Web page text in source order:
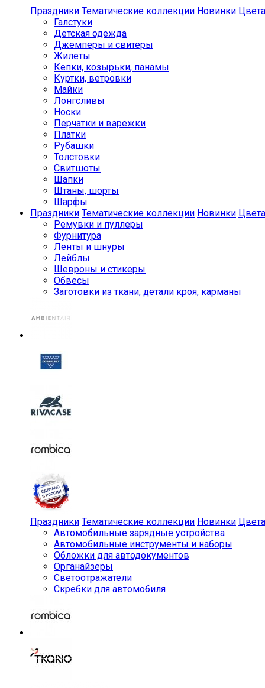
Праздники Тематические коллекции Новинки Цвета
Галстуки
Детская одежда
Джемперы и свитеры
Жилеты
Кепки, козырьки, панамы
Куртки, ветровки
Майки
Лонгсливы
Носки
Перчатки и варежки
Платки
Рубашки
Толстовки
Свитшоты
Шапки
Штаны, шорты
Шарфы
Праздники Тематические коллекции Новинки Цвета
Ремувки и пуллеры
Фурнитура
Ленты и шнуры
Лейблы
Шевроны и стикеры
Обвесы
Заготовки из ткани, детали кроя, карманы
Праздники Тематические коллекции Новинки Цвета
Автомобильные зарядные устройства
Автомобильные инструменты и наборы
Обложки для автодокументов
Органайзеры
Светоотражатели
Скребки для автомобиля